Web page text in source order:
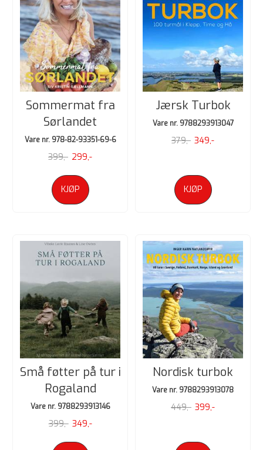
Sommermat fra
Sørlandet
Vare nr. 978-82-93351-69-6
399,- 299,-
KJØP
Jærsk Turbok
Vare nr. 9788293913047
379,- 349,-
KJØP
Små føtter på tur i
Rogaland
Vare nr. 9788293913146
399,- 349,-
Nordisk turbok
Vare nr. 9788293913078
449,- 399,-